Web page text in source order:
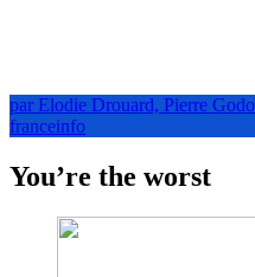
par Elodie Drouard, Pierre
franceinfo
You’re the worst